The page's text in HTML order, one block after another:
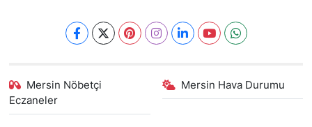
Mersin Nöbetçi
Eczaneler
Mersin Hava Durumu